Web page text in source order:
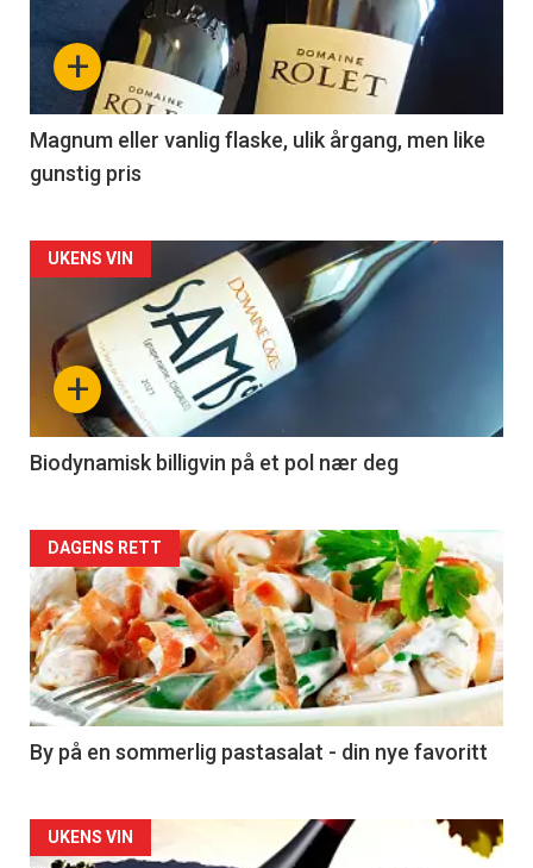
nå
3
+
Magnum eller vanlig flaske, ulik årgang, men like
gunstig pris
Forsiden
akkurat
nå
4
+
UKENS VIN
Biodynamisk billigvin på et pol nær deg
Forsiden
akkurat
nå
-
5
DAGENS RETT
By på en sommerlig pastasalat - din nye favoritt
Forsiden
UKENS VIN